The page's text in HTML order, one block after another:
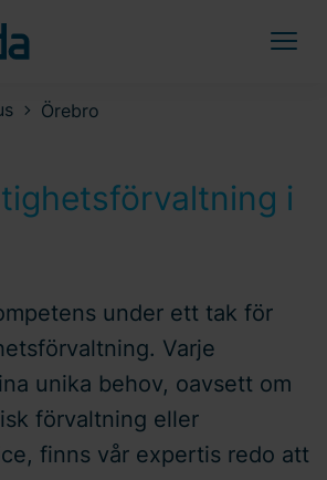
Örebro
i
under ett tak för
Varje
unika behov, oavsett om
förvaltning eller
finns vår expertis redo att